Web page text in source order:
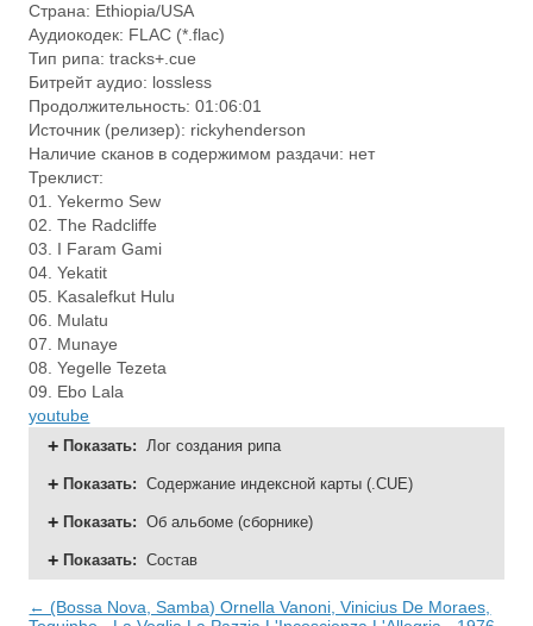
Страна: Ethiopia/USA
Аудиокодек: FLAC (*.flac)
Тип рипа: tracks+.cue
Битрейт аудио: lossless
Продолжительность: 01:06:01
Источник (релизер): rickyhenderson
Наличие сканов в содержимом раздачи: нет
Треклист:
01. Yekermo Sew
02. The Radcliffe
03. I Faram Gami
04. Yekatit
05. Kasalefkut Hulu
06. Mulatu
07. Munaye
08. Yegelle Tezeta
09. Ebo Lala
youtube
Показать: Лог создания рипа
Показать: Содержание индексной карты (.CUE)
Показать: Об альбоме (сборнике)
Показать: Состав
← (Bossa Nova, Samba) Ornella Vanoni, Vinicius De Moraes,